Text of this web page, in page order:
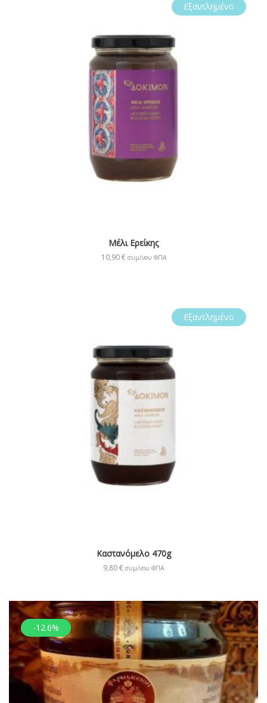
Εξαντλημένο
Μέλι Ερείκης
10,90€ συμ/νου ΦΠΑ
Εξαντλημένο
Καστανόμελο 470g
9,80€ συμ/νου ΦΠΑ
-12.6%